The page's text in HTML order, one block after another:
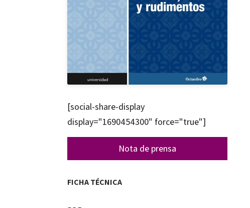
[social-share-display
display="1690454300" force="true"]
Nota de prensa
FICHA TÉCNICA